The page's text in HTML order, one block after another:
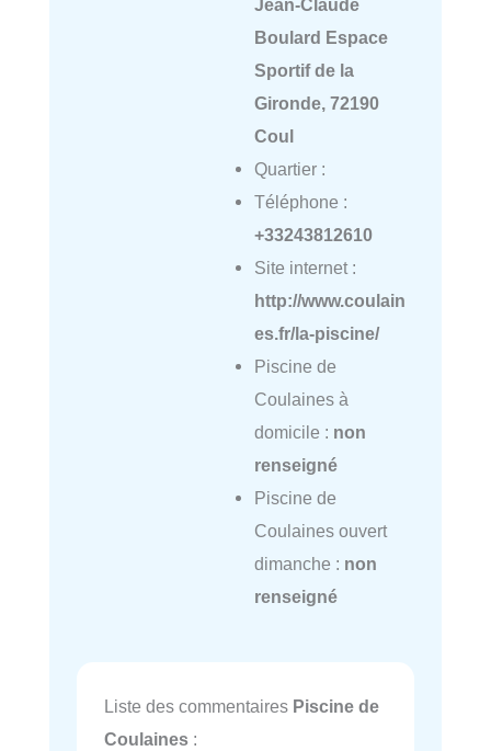
Jean-Claude
Boulard Espace
Sportif de la
Gironde, 72190
Coul
Quartier :
Téléphone :
+33243812610
Site internet :
http://www.coulain
es.fr/la-piscine/
Piscine de
Coulaines à
domicile : non
renseigné
Piscine de
Coulaines ouvert
dimanche : non
renseigné
Liste des commentaires Piscine de
Coulaines :